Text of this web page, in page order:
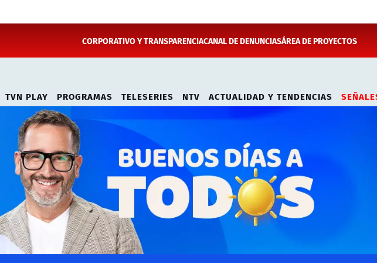
CORPORATIVO Y TRANSPARENCIACANAL DE DENUNCIASÁREA DE PROYECTOS
TVN PLAY PROGRAMAS TELESERIES NTV ACTUALIDAD Y TENDENCIAS